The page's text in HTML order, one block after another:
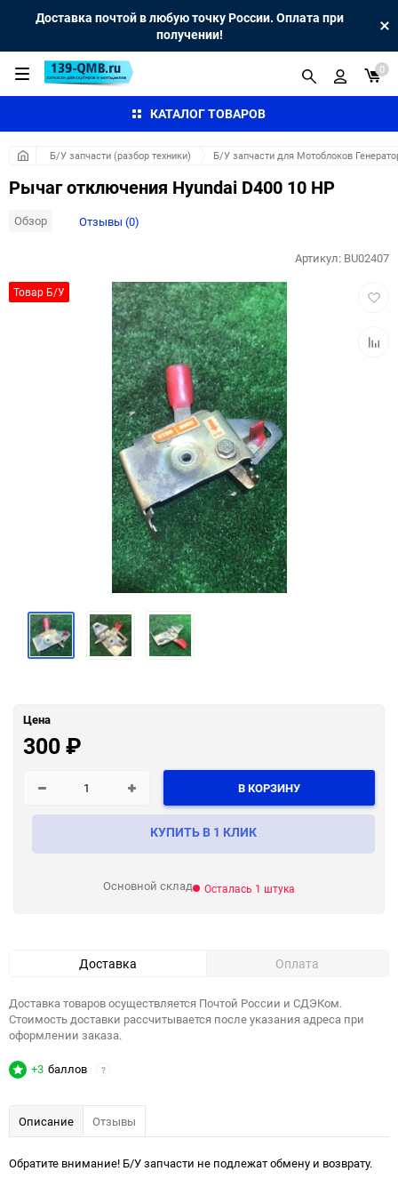
Доставка почтой в любую точку России. Оплата при
получении!
КАТАЛОГ ТОВАРОВ
0
Б/У запчасти (разбор техники) Б/У запчасти для Мотоблоков
Рычаг отключения Hyundai D400 10 HP
Обзор Отзывы (0)
Товар Б/У
Артикул: BU02407
Цена
300₽
В КОРЗИНУ
КУПИТЬ В 1 КЛИК
Основной склад Осталась 1 штука
Доставка Оплата
Доставка товаров осуществляется Почтой России и СДЭКом.
Стоимость доставки рассчитывается после указания адреса при
оформлении заказа.
+3 баллов ?
Описание Отзывы
Обратите внимание! Б/У запчасти не подлежат обмену и возврату.